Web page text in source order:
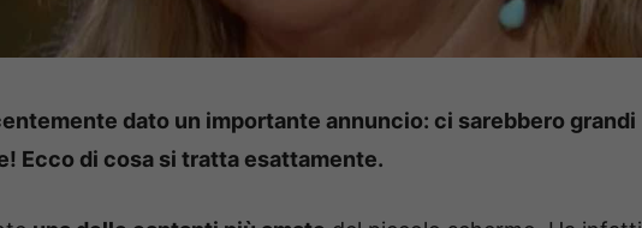
dato un importante annuncio: ci sarebbero grandi
Ecco di cosa si tratta esattamente.